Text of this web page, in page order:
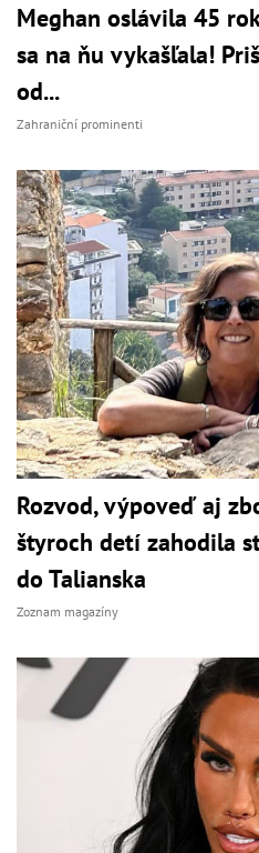
Meghan oslávila 45
sa na ňu vykašľala!
od...
Zahraniční prominenti
Rozvod, výpoveď aj
štyroch detí zahodila
do Talianska
Zoznam magazíny